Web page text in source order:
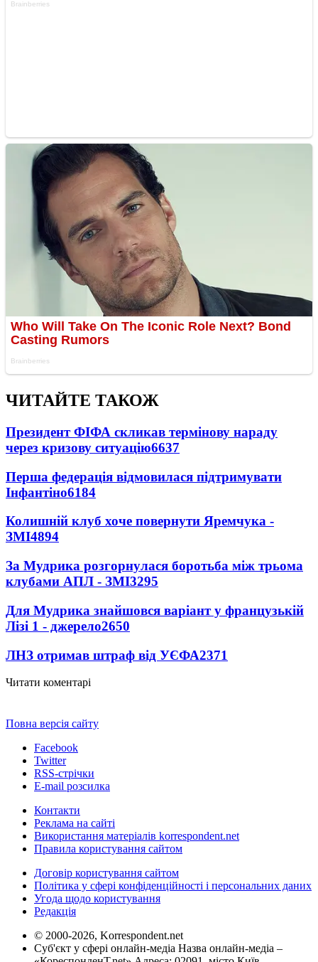
ЧИТАЙТЕ ТАКОЖ
Президент ФІФА скликав термінову нараду
через кризову ситуацію6637
Перша федерація відмовилася підтримувати
Інфантіно6184
Колишній клуб хоче повернути Яремчука -
ЗМІ4894
За Мудрика розгорнулася боротьба між трьома
клубами АПЛ - ЗМІ3295
Для Мудрика знайшовся варіант у французькій
Лізі 1 - джерело2650
ЛНЗ отримав штраф від УЄФА2371
Читати коментарі
Повна версія сайту
Facebook
Twitter
RSS-стрічки
E-mail розсилка
Контакти
Реклама на сайті
Використання матеріалів korrespondent.net
Правила користування сайтом
Договір користування сайтом
Політика у сфері конфіденційності і персональних даних
Угода щодо користування
Редакція
© 2000-2026, Korrespondent.net
Суб'єкт у сфері онлайн-медіа Назва онлайн-медіа –